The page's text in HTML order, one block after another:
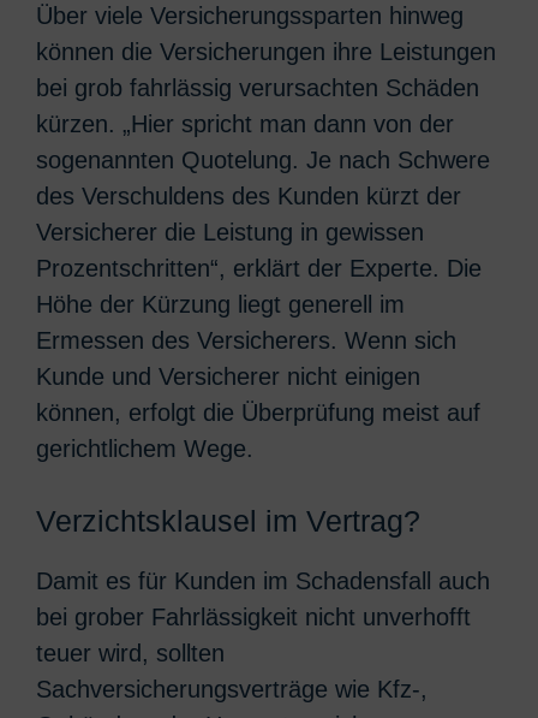
Über viele Versicherungssparten hinweg
können die Versicherungen ihre Leistungen
bei grob fahrlässig verursachten Schäden
kürzen. „Hier spricht man dann von der
sogenannten Quotelung. Je nach Schwere
des Verschuldens des Kunden kürzt der
Versicherer die Leistung in gewissen
Prozentschritten“, erklärt der Experte. Die
Höhe der Kürzung liegt generell im
Ermessen des Versicherers. Wenn sich
Kunde und Versicherer nicht einigen
können, erfolgt die Überprüfung meist auf
gerichtlichem Wege.
Verzichtsklausel im Vertrag?
Damit es für Kunden im Schadensfall auch
bei grober Fahrlässigkeit nicht unverhofft
teuer wird, sollten
Sachversicherungsverträge wie Kfz-,